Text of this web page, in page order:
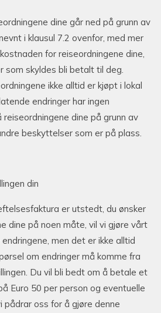
dine går ned på grunn av
i klausul 7.2 ovenfor, med mer
for reiseordningene dine,
som skyldes bli betalt til deg.
ikke alltid er kjøpt i lokal
endringer har ingen
reiseordningene dine på grunn av
beskyttelser som er på plass.
din
er utstedt, du ønsker
dine på noen måte, vil vi gjøre vårt
men det er ikke alltid
om endringer må komme fra
Du vil bli bedt om å betale et
Euro 50 per person og eventuelle
oss for å gjøre denne